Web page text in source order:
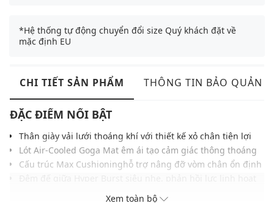
*Hệ thống tự động chuyển đổi size Quý khách đặt về
mặc định EU
CHI TIẾT SẢN PHẨM THÔNG TIN BẢO QUẢN
ĐẶC ĐIỂM NỔI BẬT
Thân giày vải lưới thoáng khí với thiết kế xỏ chân tiện lợi
Lót Air-Cooled Goga Mat êm ái tạo cảm giác thông thoáng
Cấu trúc Max Cushioninghỗ trợ nâng đỡ vòm chân ổn định
Công nghệ Natural Rocker hỗ trợ chuyển động mượt mà
Xem toàn bộ